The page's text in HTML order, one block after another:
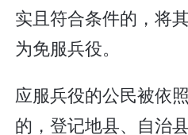
实且符合条件的，将
为免服兵役。
应服兵役的公民被依
的，登记地县、自治